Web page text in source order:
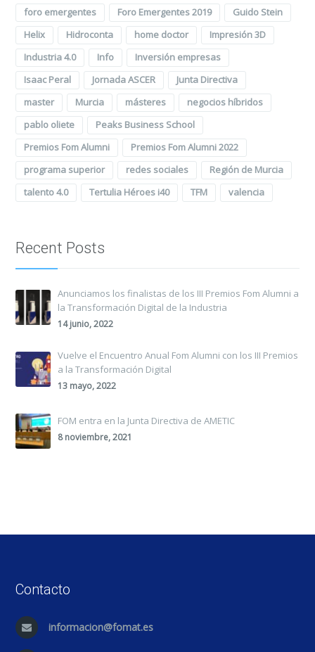
foro emergentes
Foro Emergentes 2019
Guido Stein
Helix
Hidroconta home doctor
Impresión 3D
Industria 4.0
Info
Inversión empresas
Isaac Peral
Jornada ASCER
Junta Directiva
master
Murcia másteres
negocios híbridos
pablo oliete
Peaks Business School
Premios Fom Alumni
Premios Fom Alumni 2022
programa superior
redes sociales
Región de Murcia
talento 4.0
Tertulia Héroes i40 TFM valencia
Recent Posts
Anunciamos los finalistas de los III Premios Fom Alumni a
la Transformación Digital de la Industria
14 junio, 2022
Vuelve el Encuentro Anual Fom Alumni con los III Premios
a la Transformación Digital
13 mayo, 2022
FOM entra en la Junta Directiva de AMETIC
8 noviembre, 2021
Contacto
informacion@fomat.es